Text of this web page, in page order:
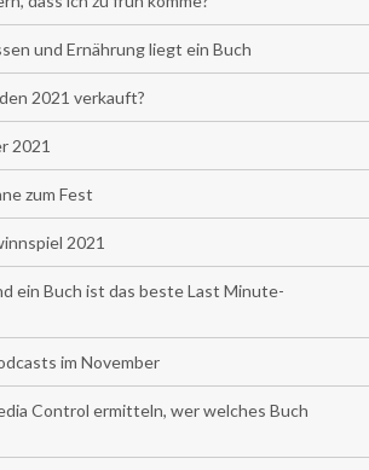
und Ernährung liegt ein Buch
2021 verkauft?
2021
zum Fest
2021
ein Buch ist das beste Last Minute-
im November
Control ermitteln, wer welches Buch